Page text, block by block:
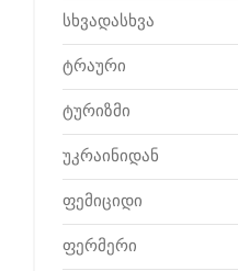
სხვადასხვა
ტრაური
ტურიზმი
უკრაინიდან
ფემიციდი
ფერმერი